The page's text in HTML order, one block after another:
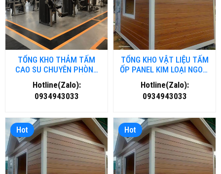
TỔNG KHO THẢM TẤM
CAO SU CHUYÊN PHÒNG
GYM- FITNESS TẠI HỒ CHÍ
MINH
Hotline(Zalo):
0934943033
TỔNG KHO VẬT LIỆU TẤM
ỐP PANEL KIM LOẠI NGOÀI
TRỜI TẠI NGHỆ AN
Hotline(Zalo):
0934943033
Hot Hot